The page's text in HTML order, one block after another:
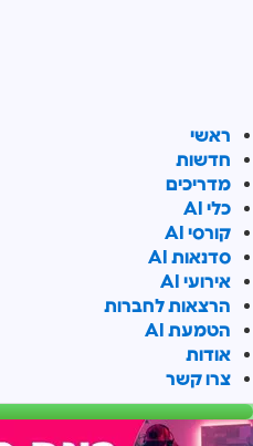
ראשי
חדשות
מדריכים
כלי AI
קורסי AI
סדנאות AI
אירועי AI
הרצאות לחברות
הטמעת AI
אודות
צרו קשר